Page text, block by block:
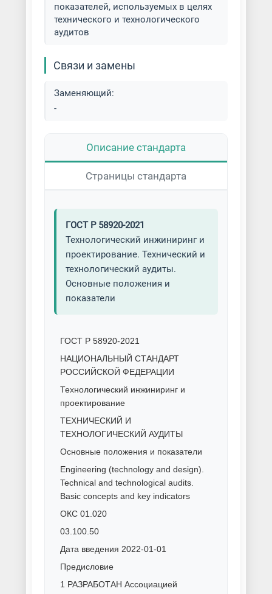
показателей, используемых в целях
технического и технологического
аудитов
Связи и замены
Заменяющий:
-
Описание стандарта
Страницы стандарта
ГОСТ Р 58920-2021
Технологический инжиниринг и
проектирование. Технический и
технологический аудиты.
Основные положения и
показатели